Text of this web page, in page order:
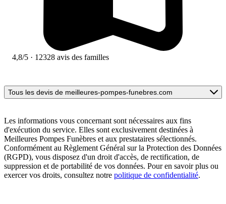
4,8/5 · 12328 avis des familles
Tous les devis de meilleures-pompes-funebres.com
Les informations vous concernant sont nécessaires aux fins
d'exécution du service. Elles sont exclusivement destinées à
Meilleures Pompes Funèbres et aux prestataires sélectionnés.
Conformément au Règlement Général sur la Protection des Données
(RGPD), vous disposez d'un droit d'accès, de rectification, de
suppression et de portabilité de vos données. Pour en savoir plus ou
exercer vos droits, consultez notre politique de confidentialité.